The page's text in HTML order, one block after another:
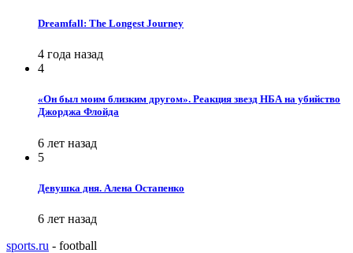
Dreamfall: The Longest Journey
4 года назад
4
«Он был моим близким другом». Реакция звезд НБА на убийство
Джорджа Флойда
6 лет назад
5
Девушка дня. Алена Остапенко
6 лет назад
sports.ru - football